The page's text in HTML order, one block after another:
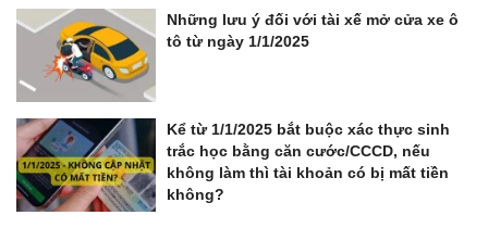
Những lưu ý đối với tài xế mở cửa xe ô
tô từ ngày 1/1/2025
Kể từ 1/1/2025 bắt buộc xác thực sinh
trắc học bằng căn cước/CCCD, nếu
không làm thì tài khoản có bị mất tiền
không?